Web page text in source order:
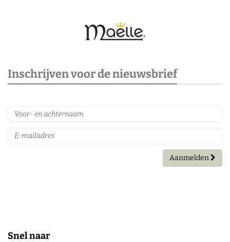
Inschrijven voor de nieuwsbrief
Aanmelden
Snel naar